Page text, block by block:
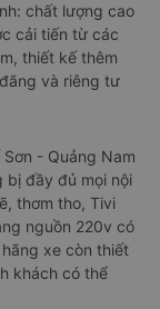
chất lượng cao
cải tiến từ các
thiết kế thêm
và riêng tư
- Quảng Nam
bị đầy đủ mọi nội
thơm tho, Tivi
nguồn 220v có
xe còn thiết
khách có thể